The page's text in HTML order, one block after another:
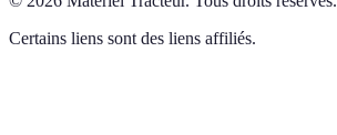
Certains liens sont des liens affiliés.